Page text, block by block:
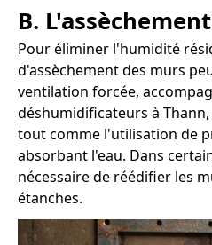
B.
Pour éliminer l'humidité
d'assèchement des murs
ventilation forcée,
déshumidificateurs à
tout comme l'utilisation de
absorbant l'eau. Dans
nécessaire de réédifier les
étanches.